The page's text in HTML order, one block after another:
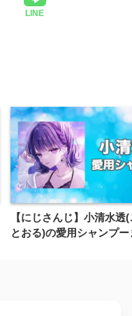
LINE
【にじさんじ】小清水透
とおる)の愛用シャンプー